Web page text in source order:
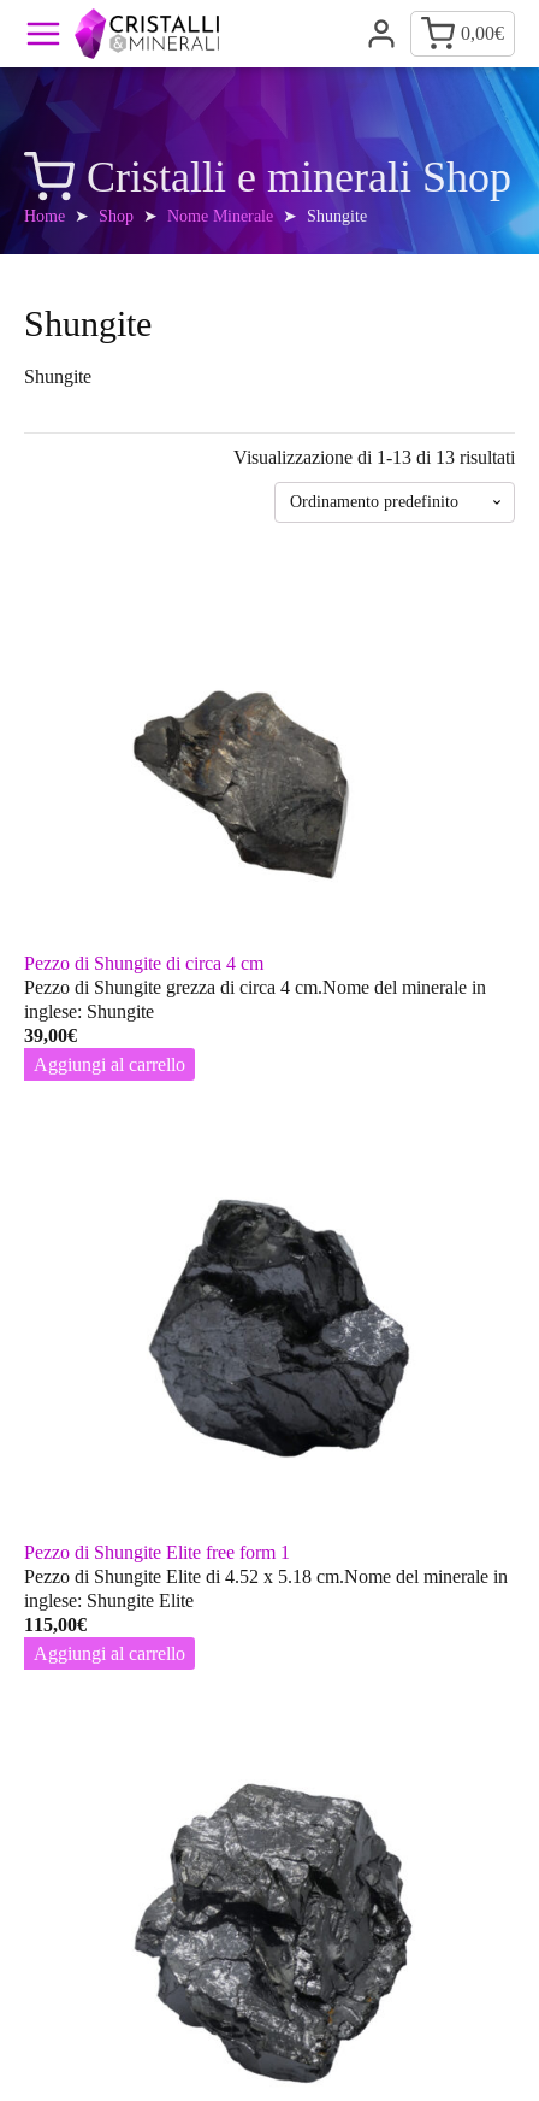
0,00€
Cristalli e minerali Shop
Home ➤ Shop ➤ Nome Minerale➤ Shungite
Shungite
Shungite
Visualizzazione di 1-13 di 13 risultati
Pezzo di Shungite di circa 4 cm
Pezzo di Shungite grezza di circa 4 cm.Nome del minerale in
inglese: Shungite
39,00€
Aggiungi al carrello
Pezzo di Shungite Elite free form 1
Pezzo di Shungite Elite di 4.52 x 5.18 cm.Nome del minerale in
inglese: Shungite Elite
115,00€
Aggiungi al carrello